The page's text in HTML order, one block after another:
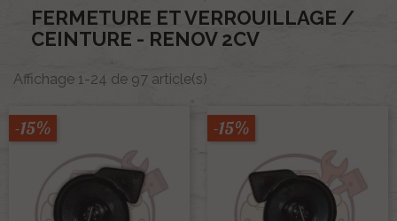
FERMETURE ET VERROUILLAGE /
CEINTURE - RENOV 2CV
Affichage 1-24 de 97 article(s)
-15% -15%